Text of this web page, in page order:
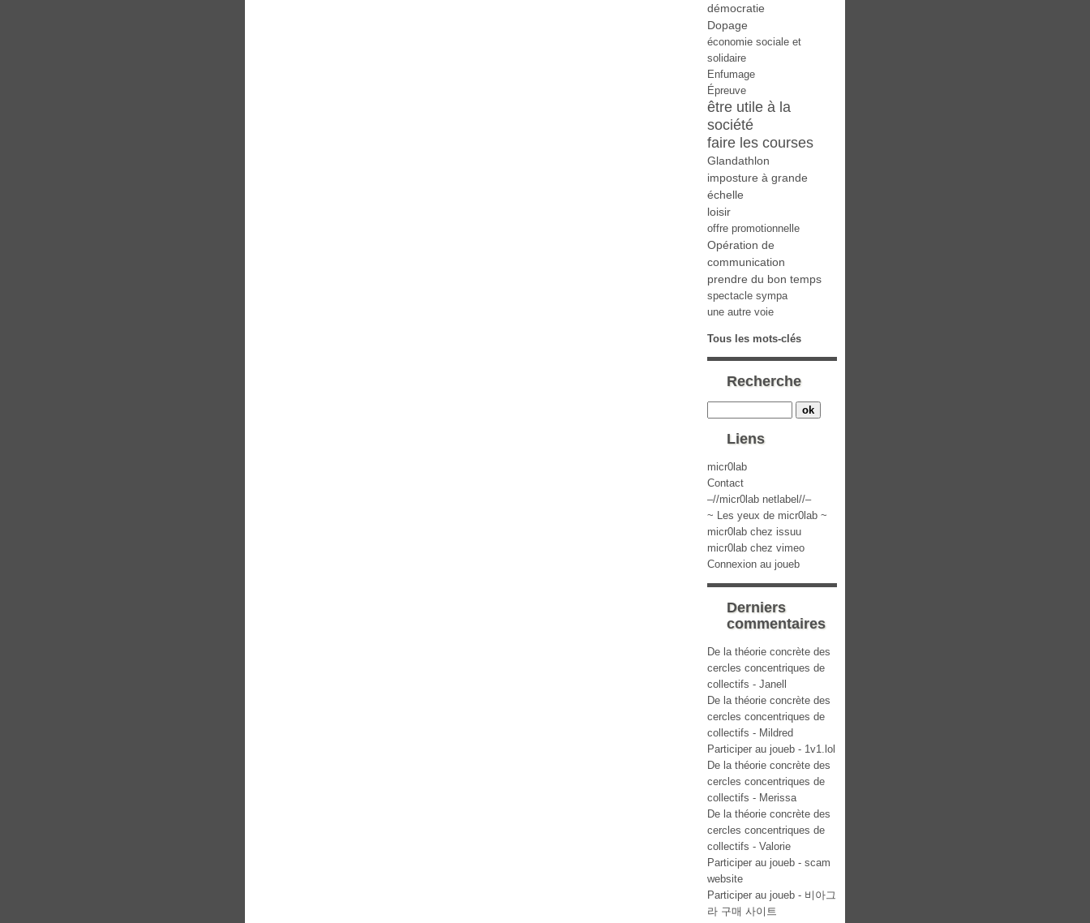
démocratie
Dopage
économie sociale et
solidaire
Enfumage
Épreuve
être utile à la
société
faire les courses
Glandathlon
imposture à grande
échelle
loisir
offre promotionnelle
Opération de
communication
prendre du bon temps
spectacle sympa
une autre voie
Tous les mots-clés
Recherche
Liens
micr0lab
Contact
–//micr0lab netlabel//–
~ Les yeux de micr0lab ~
micr0lab chez issuu
micr0lab chez vimeo
Connexion au joueb
Derniers
commentaires
De la théorie concrète des
cercles concentriques de
collectifs - Janell
De la théorie concrète des
cercles concentriques de
collectifs - Mildred
Participer au joueb - 1v1.lol
De la théorie concrète des
cercles concentriques de
collectifs - Merissa
De la théorie concrète des
cercles concentriques de
collectifs - Valorie
Participer au joueb - scam
website
Participer au joueb - 비아그
라 구매 사이트